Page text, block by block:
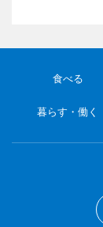
食べる
暮らす・働く